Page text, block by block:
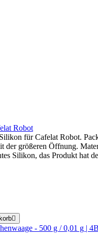
Robot
für Cafelat Robot.
der größeren Öffnung.
Silikon, das Produkt hat